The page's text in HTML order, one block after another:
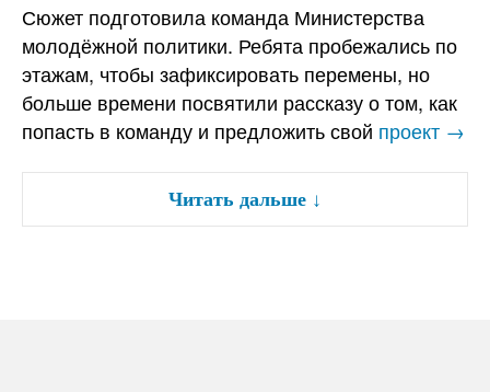
Сюжет подготовила команда Министерства
молодёжной политики. Ребята пробежались по
этажам, чтобы зафиксировать перемены, но
больше времени посвятили рассказу о том, как
попасть в команду и предложить свой проект →
Читать дальше ↓